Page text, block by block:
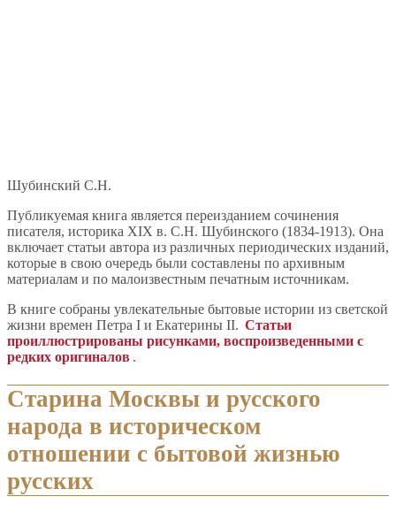
Шубинский С.Н.
Публикуемая книга является переизданием сочинения
писателя, историка XIX в. С.Н. Шубинского (1834-1913). Она
включает статьи автора из различных периодических изданий,
которые в свою очередь были составлены по архивным
материалам и по малоизвестным печатным источникам.
В книге собраны увлекательные бытовые истории из светской
жизни времен Петра I и Екатерины II. Статьи
проиллюстрированы рисунками, воспроизведенными с
редких оригиналов .
Старина Москвы и русского
народа в историческом
отношении с бытовой жизнью
русских